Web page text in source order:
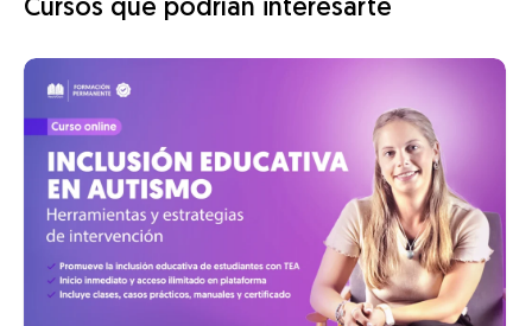
Cursos que podrían interesarte